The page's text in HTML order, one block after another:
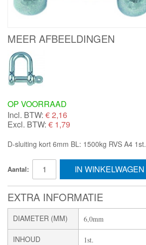
MEER AFBEELDINGEN
OP VOORRAAD
Incl. BTW: €2,16
Excl. BTW: € 1,79
D-sluiting kort 6mm BL: 1500kg RVS A4 1st.
Aantal: IN WINKELWAGEN
EXTRA INFORMATIE
DIAMETER (MM) 6,0mm
INHOUD 1st.